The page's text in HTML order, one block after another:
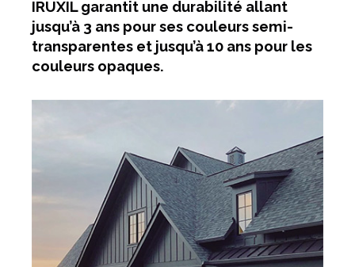
IRUXIL garantit une durabilité allant
jusqu’à 3 ans pour ses couleurs semi-
transparentes et jusqu’à 10 ans pour les
couleurs opaques.